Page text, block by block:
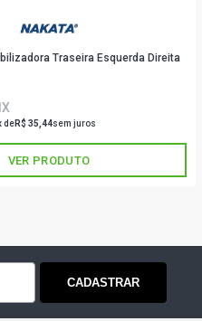
Traseira Esquerda Direita
deR$ 35,44sem juros
VER PRODUTO
CADASTRAR